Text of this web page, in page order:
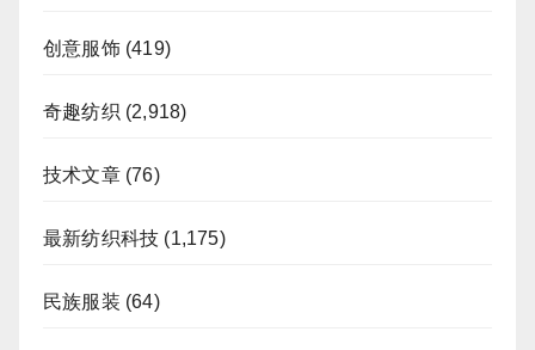
创意服饰(419)
奇趣纺织 (2,918)
技术文章(76)
最新纺织科技 (1,175)
民族服装 (64)